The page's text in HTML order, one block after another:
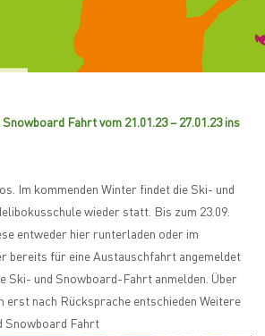
Fahrt vom 21.01.23 – 27.01.23 ins
Im kommenden Winter findet die Ski- und
wieder statt. Bis zum 23.09.
entweder hier runterladen oder im
bereits für eine Austauschfahrt angemeldet
Ski- und Snowboard-Fahrt anmelden. Über
erst nach Rücksprache entschieden Weitere
Snowboard Fahrt